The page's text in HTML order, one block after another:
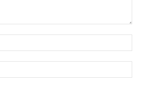
hitam
Tiga pola Black Crows
kandil black
Tiga pola kandil Black Crows
ke downtrend
15 menit